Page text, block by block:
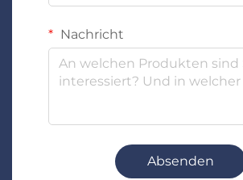
Nachricht
Absenden